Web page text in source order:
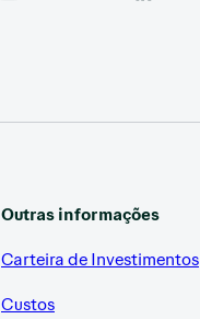
Outras informações
Carteira de Investimentos
Custos